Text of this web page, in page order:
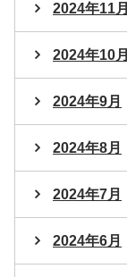
2024年11月
2024年10月
2024年9月
2024年8月
2024年7月
2024年6月